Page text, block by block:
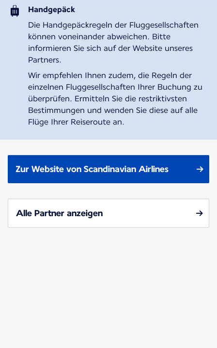
Handgepäck
Die Handgepäckregeln der Fluggesellschaften
können voneinander abweichen. Bitte
informieren Sie sich auf der Website unseres
Partners.
Wir empfehlen Ihnen zudem, die Regeln der
einzelnen Fluggesellschaften Ihrer Buchung zu
überprüfen. Ermitteln Sie die restriktivsten
Bestimmungen und wenden Sie diese auf alle
Flüge Ihrer Reiseroute an.
Zur Website von Scandinavian Airlines
Alle Partner anzeigen